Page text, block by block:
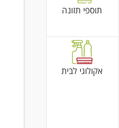
תוספי תזונה
אקולוגי לבית